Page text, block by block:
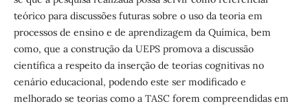
teórico para discussões futuras sobre o uso da teoria em
processos de ensino e de aprendizagem da Química, bem
como, que a construção da UEPS promova a discussão
científica a respeito da inserção de teorias cognitivas no
cenário educacional, podendo este ser modificado e
melhorado se teorias como a TASC forem compreendidas em